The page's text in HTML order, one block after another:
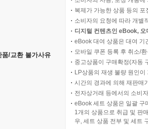
품/교환 불가사유
복제가 가능한 상품 등의
소비자의 요청에 따라 개별
디지털 컨텐츠인 eBook,
eBook 대여 상품은 대여 기
모바일 쿠폰 등록 후 취소/
중고상품이 구매확정(자동
LP상품의 재생 불량 원인
시간의 경과에 의해 재판매
전자상거래 등에서의 소비
eBook 세트 상품은 일괄 구
1개의 상품으로 취급 및 판
우, 세트 상품 전부 및 세트